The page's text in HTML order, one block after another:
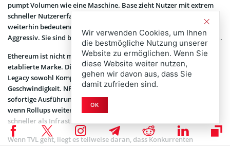
pumpt Volumen wie eine Maschine. Base zieht Nutzer mit extrem
schneller Nutzererfahrung an. Arbitrum und Optimism sichern
weiterhin bedeutende Flüsse. Und die neuen L2. Sie sind hungrig.
Aggressiv. Sie sind bereit, jedes existierende Wallet zu incentivieren.
Ethereum ist nicht mehr das glänzende neue Spielzeug. Es ist die
etablierte Marke. Die Legacy Chain. Und im Kryptobereich ist
Legacy sowohl Kompliment als auch Warnung. DeFi Nutzer wollen
Geschwindigkeit. NFTs wollen günstige Mints. Trader wollen
sofortige Ausführung. Ethereum kann all das liefern, besonders
wenn Rollups weiter skalieren. Aber Narrative bewegen sich oft
schneller als Infrastruktur.
Wenn TVL geht, liegt es teilweise daran, dass Konkurrenten
Wir verwenden Cookies, um Ihnen
die bestmögliche Nutzung unserer
Website zu ermöglichen. Wenn Sie
diese Website weiter nutzen,
gehen wir davon aus, dass Sie
damit zufrieden sind.
OK